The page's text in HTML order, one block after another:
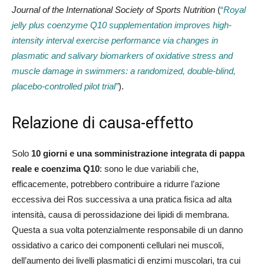
Journal of the International Society of Sports Nutrition (“Royal
jelly plus coenzyme Q10 supplementation improves high-
intensity interval exercise performance via changes in
plasmatic and salivary biomarkers of oxidative stress and
muscle damage in swimmers: a randomized, double-blind,
placebo-controlled pilot trial”).
Relazione di causa-effetto
Solo 10 giorni e una somministrazione integrata di pappa
reale e coenzima Q10: sono le due variabili che,
efficacemente, potrebbero contribuire a ridurre l’azione
eccessiva dei Ros successiva a una pratica fisica ad alta
intensità, causa di perossidazione dei lipidi di membrana.
Questa a sua volta potenzialmente responsabile di un danno
ossidativo a carico dei componenti cellulari nei muscoli,
dell’aumento dei livelli plasmatici di enzimi muscolari, tra cui